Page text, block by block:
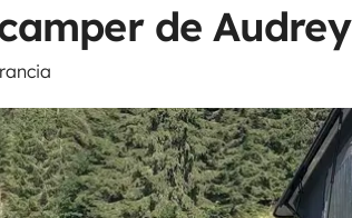
de Audrey